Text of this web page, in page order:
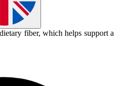
fiber, which helps support a